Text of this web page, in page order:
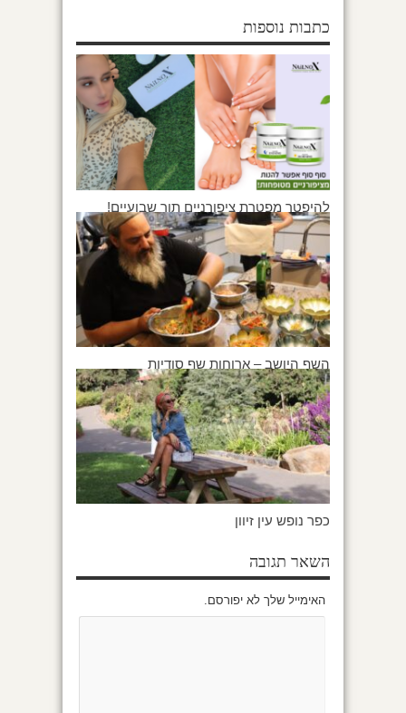
כתבות נוספות
להיפטר מפטרת ציפורניים תוך שבועיים!
השף היושב – ארוחות שף סודיות
כפר נופש עין זיוון
השאר תגובה
האימייל שלך לא יפורסם.